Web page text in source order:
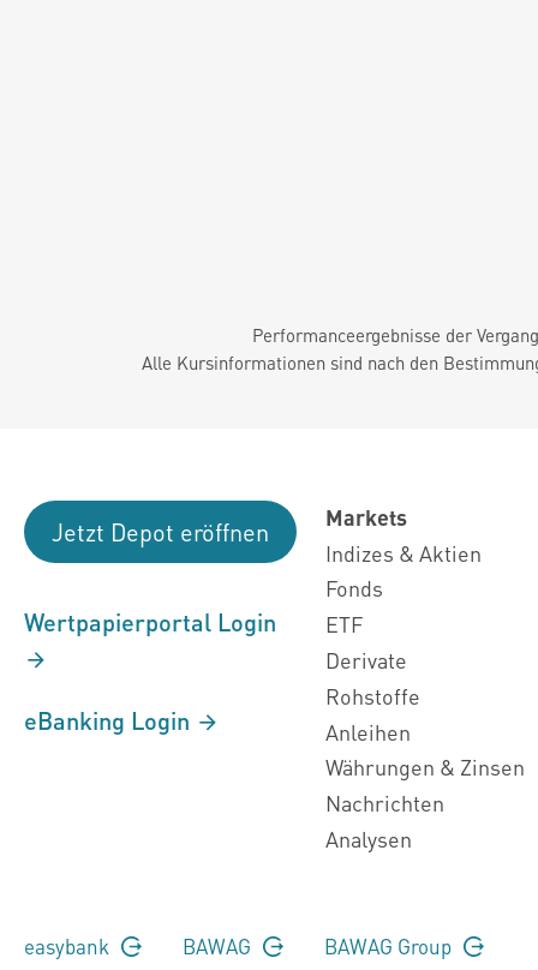
Performanceergebnisse der
Alle Kursinformationen sind nach den
Jetzt Depot eröffnen
Wertpapierportal Login
eBanking Login
Markets
Indizes & Aktien
Fonds
ETF
Derivate
Rohstoffe
Anleihen
Währungen & Zinsen
Nachrichten
Analysen
easybank BAWAG BAWAG Group